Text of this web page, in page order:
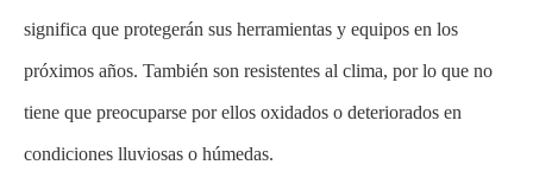
significa que protegerán sus herramientas y equipos en los
próximos años. También son resistentes al clima, por lo que no
tiene que preocuparse por ellos oxidados o deteriorados en
condiciones lluviosas o húmedas.